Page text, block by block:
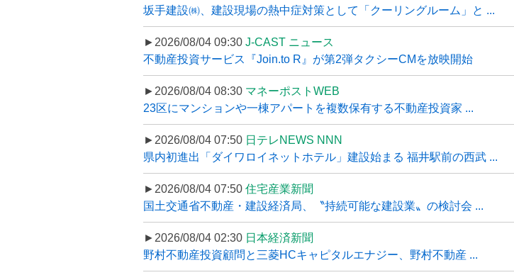
坂手建設㈱、建設現場の熱中症対策として「クーリングルーム」と ...
►2026/08/04 09:30 J-CAST ニュース
不動産投資サービス『Join.to R』が第2弾タクシーCMを放映開始
►2026/08/04 08:30 マネーポストWEB
23区にマンションや一棟アパートを複数保有する不動産投資家 ...
►2026/08/04 07:50 日テレNEWS NNN
県内初進出「ダイワロイネットホテル」建設始まる 福井駅前の西武 ...
►2026/08/04 07:50 住宅産業新聞
国土交通省不動産・建設経済局、〝持続可能な建設業〟の検討会 ...
►2026/08/04 02:30 日本経済新聞
野村不動産投資顧問と三菱HCキャピタルエナジー、野村不動産 ...